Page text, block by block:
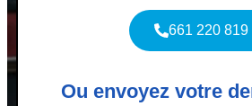
661 220 819
Ou envoyez votre